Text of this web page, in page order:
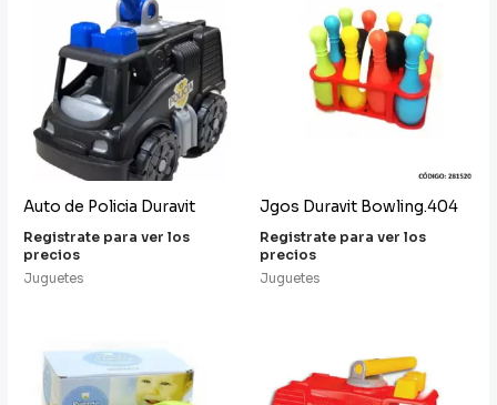
Auto de Policia Duravit
Registrate para ver los
precios
Juguetes
Jgos Duravit Bowling.404
Registrate para ver los
precios
Juguetes